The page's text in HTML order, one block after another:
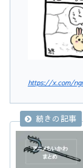
https://x.com/